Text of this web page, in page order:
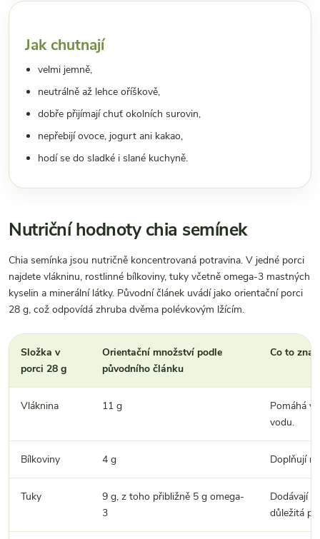
Jak chutnají
velmi jemně,
neutrálně až lehce oříškově,
dobře přijímají chuť okolních surovin,
nepřebijí ovoce, jogurt ani kakao,
hodí se do sladké i slané kuchyně.
Nutriční hodnoty chia semínek
Chia semínka jsou nutričně koncentrovaná potravina. V jedné porci
najdete vlákninu, rostlinné bílkoviny, tuky včetně omega-3 mastných
kyselin a minerální látky. Původní článek uvádí jako orientační porci
28 g, což odpovídá zhruba dvěma polévkovým lžícím.
Složka v
porci 28 g
Orientační množství podle
původního článku
Co to
Vláknina 11 g
Pomáhá
vodu.
Bílkoviny 4 g Doplňují
Tuky
9 g, z toho přibližně 5 g omega-
3
Dodávají
důležitá